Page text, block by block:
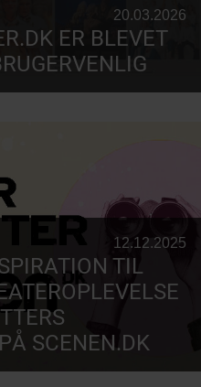
20.03.2026
ER BLEVET
12.12.2025
TIL
SCENEN.DK